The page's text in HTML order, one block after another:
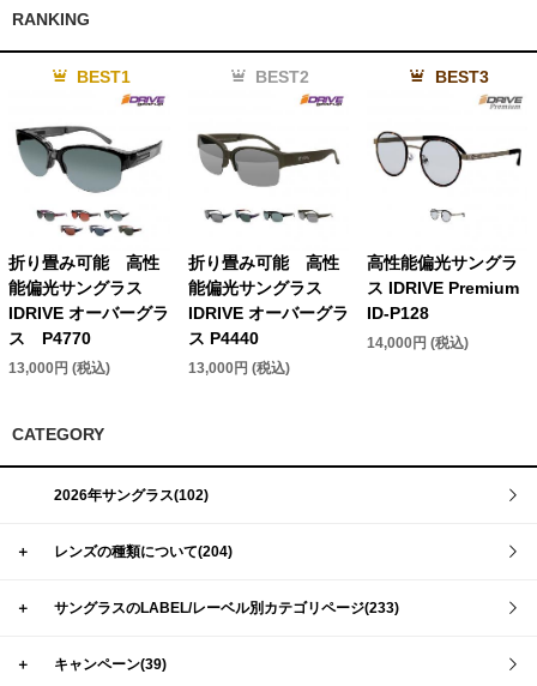
RANKING
BEST1
折り畳み可能 高性
能偏光サングラス
IDRIVE オーバーグラ
ス P4770
13,000円 (税込)
BEST2
折り畳み可能 高性
能偏光サングラス
IDRIVE オーバーグラ
ス P4440
13,000円 (税込)
BEST3
高性能偏光サングラ
ス IDRIVE Premium
ID-P128
14,000円 (税込)
CATEGORY
2026年サングラス(102)
＋ レンズの種類について(204)
＋ サングラスのLABEL/レーベル別カテゴリページ(233)
＋ キャンペーン(39)